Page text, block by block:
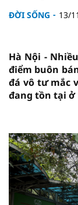
ĐỜI SỐNG 13/
Hà Nội -
điểm buôn
đá vô tư mắc
đang tồn tại ở